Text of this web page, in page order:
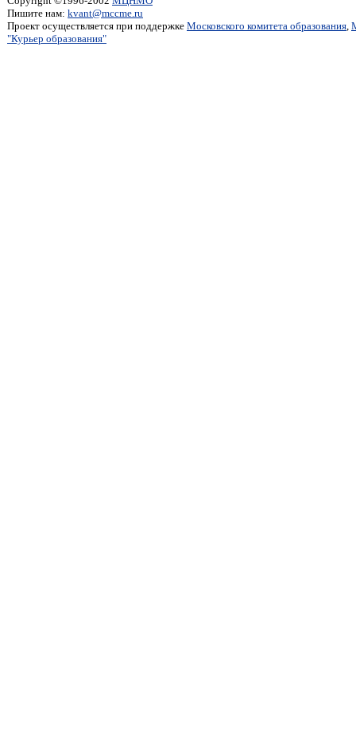
Пишите нам: kvant@mccme.ru
Проект осуществляется при поддержке Московского комитета образования,
"Курьер образования"